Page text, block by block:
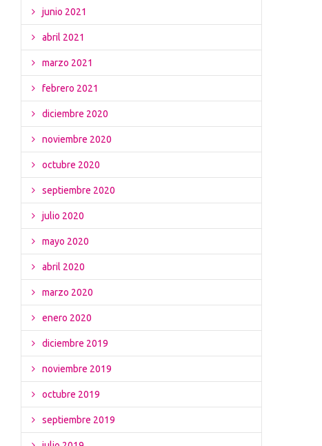
junio 2021
abril 2021
marzo 2021
febrero 2021
diciembre 2020
noviembre 2020
octubre 2020
septiembre 2020
julio 2020
mayo 2020
abril 2020
marzo 2020
enero 2020
diciembre 2019
noviembre 2019
octubre 2019
septiembre 2019